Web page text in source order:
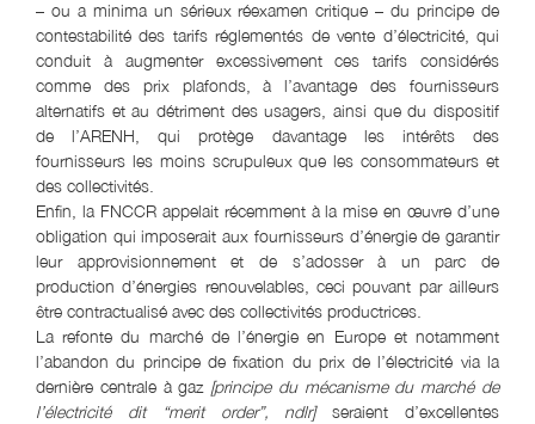
– ou a minima un sérieux réexamen critique – du principe de
contestabilité des tarifs réglementés de vente d’électricité, qui
conduit à augmenter excessivement ces tarifs considérés
comme des prix plafonds, à l’avantage des fournisseurs
alternatifs et au détriment des usagers, ainsi que du dispositif
de l’ARENH, qui protège davantage les intérêts des
fournisseurs les moins scrupuleux que les consommateurs et
des collectivités.
Enfin, la FNCCR appelait récemment à la mise en œuvre d’une
obligation qui imposerait aux fournisseurs d’énergie de garantir
leur approvisionnement et de s’adosser à un parc de
production d’énergies renouvelables, ceci pouvant par ailleurs
être contractualisé avec des collectivités productrices.
La refonte du marché de l’énergie en Europe et notamment
l’abandon du principe de fixation du prix de l’électricité via la
dernière centrale à gaz [principe du mécanisme du marché de
l’électricité dit “merit order”, ndlr]seraient d’excellentes